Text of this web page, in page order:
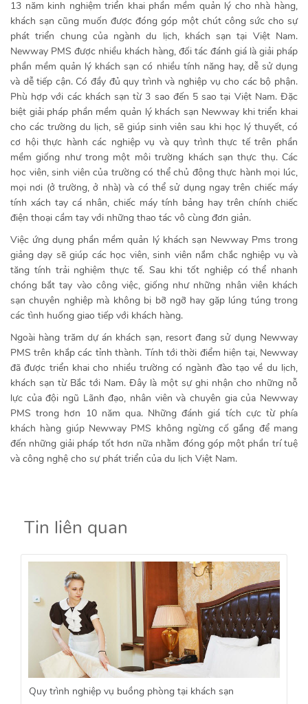
13 năm kinh nghiệm triển khai phần mềm quản lý cho nhà hàng,
khách sạn cũng muốn được đóng góp một chút công sức cho sự
phát triển chung của ngành du lịch, khách sạn tại Việt Nam.
Newway PMS được nhiều khách hàng, đối tác đánh giá là giải pháp
phần mềm quản lý khách sạn có nhiều tính năng hay, dễ sử dụng
và dễ tiếp cận. Có đầy đủ quy trình và nghiệp vụ cho các bộ phận.
Phù hợp với các khách sạn từ 3 sao đến 5 sao tại Việt Nam. Đặc
biệt giải pháp phần mềm quản lý khách sạn Newway khi triển khai
cho các trường du lịch, sẽ giúp sinh viên sau khi học lý thuyết, có
cơ hội thực hành các nghiệp vụ và quy trình thực tế trên phần
mềm giống như trong một môi trường khách sạn thực thụ. Các
học viên, sinh viên của trường có thể chủ động thực hành mọi lúc,
mọi nơi (ở trường, ở nhà) và có thể sử dụng ngay trên chiếc máy
tính xách tay cá nhân, chiếc máy tính bảng hay trên chính chiếc
điện thoại cầm tay với những thao tác vô cùng đơn giản.
Việc ứng dụng phần mềm quản lý khách sạn Newway Pms trong
giảng dạy sẽ giúp các học viên, sinh viên nắm chắc nghiệp vụ và
tăng tính trải nghiệm thực tế. Sau khi tốt nghiệp có thể nhanh
chóng bắt tay vào công việc, giống như những nhân viên khách
sạn chuyên nghiệp mà không bị bỡ ngỡ hay gặp lúng túng trong
các tình huống giao tiếp với khách hàng.
Ngoài hàng trăm dự án khách sạn, resort đang sử dụng Newway
PMS trên khắp các tỉnh thành. Tính tới thời điểm hiện tại, Newway
đã được triển khai cho nhiều trường có ngành đào tạo về du lịch,
khách sạn từ Bắc tới Nam. Đây là một sự ghi nhận cho những nỗ
lực của đội ngũ Lãnh đạo, nhân viên và chuyên gia của Newway
PMS trong hơn 10 năm qua. Những đánh giá tích cực từ phía
khách hàng giúp Newway PMS không ngừng cố gắng để mang
đến những giải pháp tốt hơn nữa nhằm đóng góp một phần trí tuệ
và công nghệ cho sự phát triển của du lịch Việt Nam.
Tin liên quan
Quy trình nghiệp vụ buồng phòng tại khách sạn